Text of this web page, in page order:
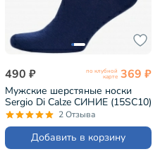
490 ₽ по клубной
карте 369 ₽
Мужские шерстяные носки
Sergio Di Calze СИНИЕ (15SC10)
2 Отзыва
Добавить в корзину